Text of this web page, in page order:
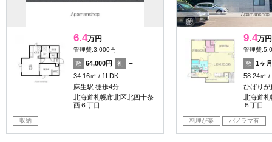
6.4万円
管理費:3,000円
敷 64,000円 礼
－
34.16㎡
1LDK
麻生駅 徒歩4分
北海道札幌市北区北四十条
西６丁目
収納
9.4万円
管理費
敷
1ヶ月
58.24㎡
ひばりが
北海道札
５丁目
料理が楽 パノラマ有